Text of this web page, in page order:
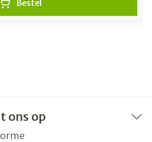
Bestel
ons op